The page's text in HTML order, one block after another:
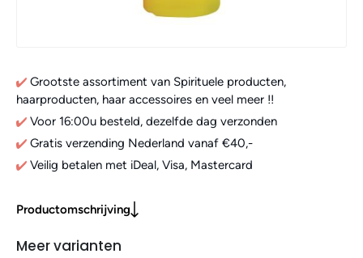
Grootste assortiment van Spirituele producten,
haarproducten, haar accessoires en veel meer !!
Voor 16:00u besteld, dezelfde dag verzonden
Gratis verzending Nederland vanaf €40,-
Veilig betalen met iDeal, Visa, Mastercard
Productomschrijving
Meer varianten